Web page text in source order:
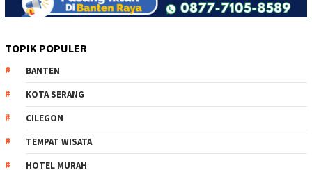
TOPIK POPULER
BANTEN
KOTA SERANG
CILEGON
TEMPAT WISATA
HOTEL MURAH